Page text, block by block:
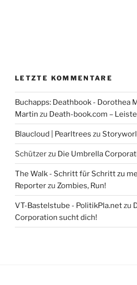
LETZTE KOMMENTARE
Buchapps: Deathbook - Dorothea
Martin zu Death-book.com –
Blaucloud | Pearltrees zu
Schützerzu Die Umbrella
The Walk - Schritt für Schritt zu
Reporterzu Zombies, Run!
VT-Bastelstube - PolitikPla.netzu
Corporation sucht dich!